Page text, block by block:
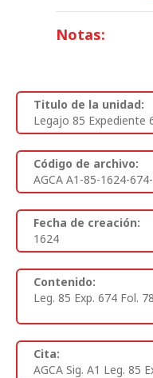
Notas:
Titulo de la unidad:
Legajo 85 Expediente
Código de archivo:
AGCA A1-85-1624-
Fecha de creación:
1624
Contenido:
Leg. 85 Exp. 674 Fol. 78
Cita:
AGCA Sig. A1 Leg. 85